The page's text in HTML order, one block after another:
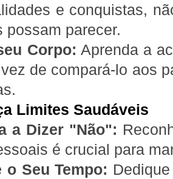
e conquistas,
possam parecer.
Corpo: Aprenda a
de compará-lo aos
Limites Saudáveis
a Dizer "Não":
é crucial para
o Seu Tempo: